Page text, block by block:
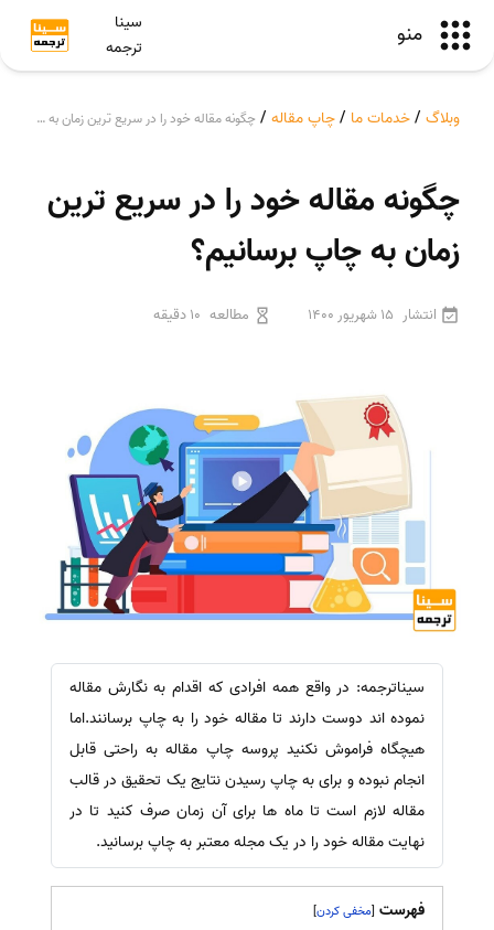
منو
سینا
ترجمه
وبلاگ /خدمات ما /چاپ مقاله / چگونه مقاله خود را در سریع ترین زمان به چاپ برسانیم؟
چگونه مقاله خود را در سریع ترین
زمان به چاپ برسانیم؟
انتشار 15 شهریور 1400 مطالعه 10 دقیقه
سیناترجمه: در واقع همه افرادی که اقدام به نگارش مقاله
نموده اند دوست دارند تا مقاله خود را به چاپ برسانند.اما
هیچگاه فراموش نکنید پروسه چاپ مقاله به راحتی قابل
انجام نبوده و برای به چاپ رسیدن نتایج یک تحقیق در قالب
مقاله لازم است تا ماه ها برای آن زمان صرف کنید تا در
نهایت مقاله خود را در یک مجله معتبر به چاپ برسانید.
فهرست [
]